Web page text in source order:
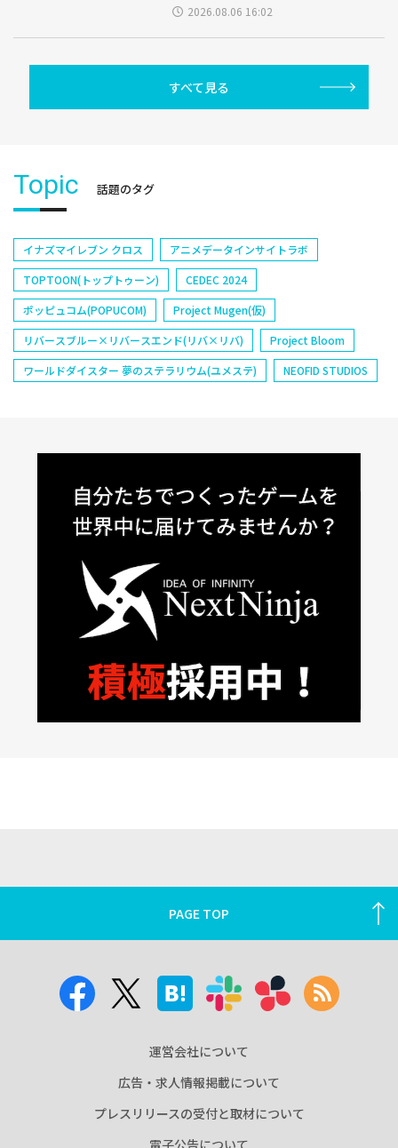
2026.08.06 16:02
すべて見る
Topic 話題のタグ
イナズマイレブン クロス
アニメデータインサイトラボ
TOPTOON(トップトゥーン)
CEDEC 2024
ポッピュコム(POPUCOM)
Project Mugen(仮)
リバースブルー×リバースエンド(リバ×リバ)
Project Bloom
ワールドダイスター 夢のステラリウム(ユメステ)
NEOFID STUDIOS
PAGE TOP
運営会社について
広告・求人情報掲載について
プレスリリースの受付と取材について
電子公告について